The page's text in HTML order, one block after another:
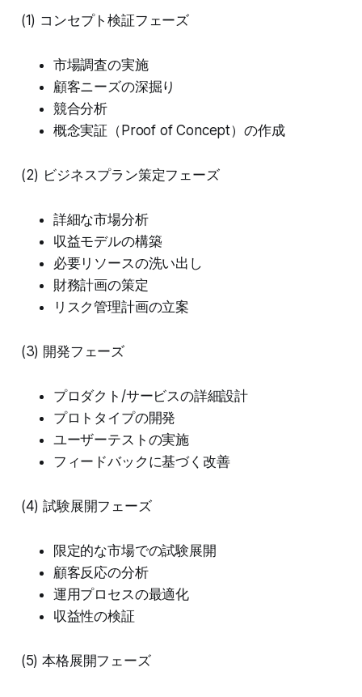
(1) コンセプト検証フェーズ
市場調査の実施
顧客ニーズの深掘り
競合分析
概念実証（Proof of Concept）の作成
(2) ビジネスプラン策定フェーズ
詳細な市場分析
収益モデルの構築
必要リソースの洗い出し
財務計画の策定
リスク管理計画の立案
(3) 開発フェーズ
プロダクト/サービスの詳細設計
プロトタイプの開発
ユーザーテストの実施
フィードバックに基づく改善
(4) 試験展開フェーズ
限定的な市場での試験展開
顧客反応の分析
運用プロセスの最適化
収益性の検証
(5) 本格展開フェーズ